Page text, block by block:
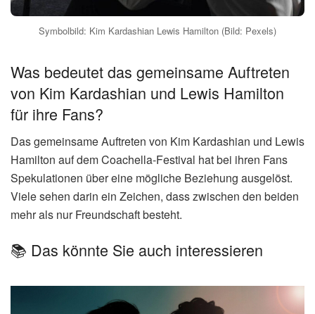
Symbolbild: Kim Kardashian Lewis Hamilton (Bild: Pexels)
Was bedeutet das gemeinsame Auftreten
von Kim Kardashian und Lewis Hamilton
für ihre Fans?
Das gemeinsame Auftreten von Kim Kardashian und Lewis
Hamilton auf dem Coachella-Festival hat bei ihren Fans
Spekulationen über eine mögliche Beziehung ausgelöst.
Viele sehen darin ein Zeichen, dass zwischen den beiden
mehr als nur Freundschaft besteht.
📚 Das könnte Sie auch interessieren